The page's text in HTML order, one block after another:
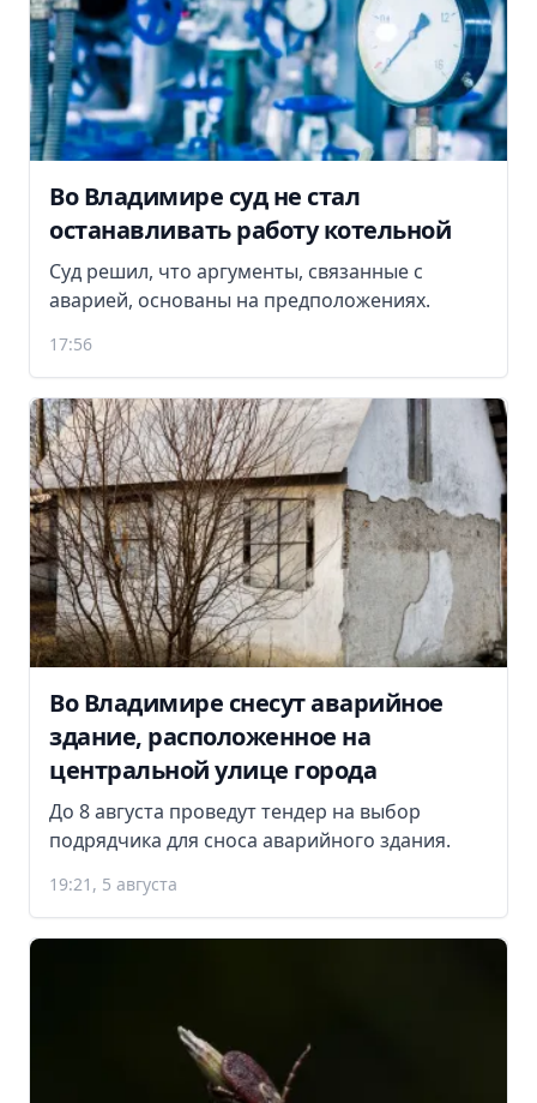
Во Владимире суд не стал
останавливать работу котельной
Суд решил, что аргументы, связанные с
аварией, основаны на предположениях.
17:56
Во Владимире снесут аварийное
здание, расположенное на
центральной улице города
До 8 августа проведут тендер на выбор
подрядчика для сноса аварийного здания.
19:21, 5 августа